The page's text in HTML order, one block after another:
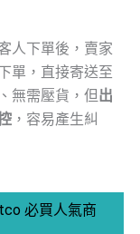
人下單後，賣家
單，直接寄送至
無需壓貨，但出
，容易產生糾
必買人氣商